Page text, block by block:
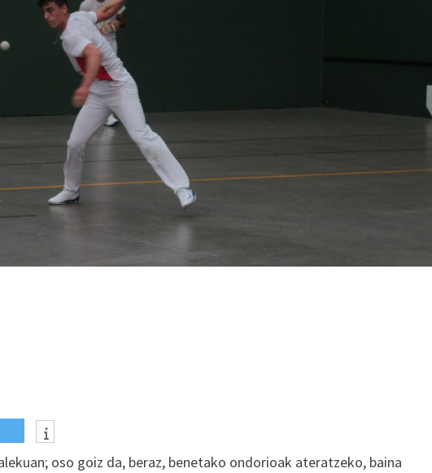
oso goiz da, beraz, benetako ondorioak ateratzeko, baina